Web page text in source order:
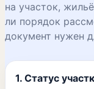
на участок,
ли порядок
документ нужен
1. Статус